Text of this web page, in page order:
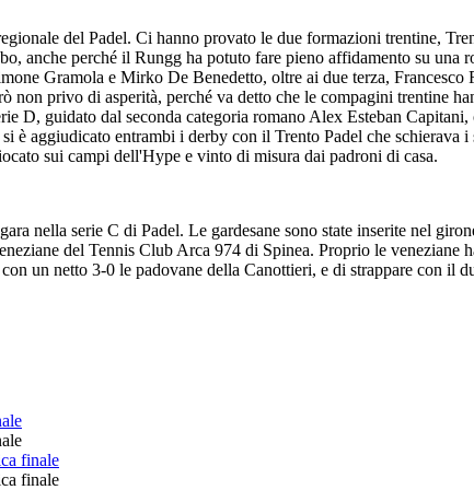
del Padel. Ci hanno provato le due formazioni trentine,
anche perché il Rungg ha potuto fare pieno affidamento su una
Gramola e Mirko De Benedetto, oltre ai due terza,
privo di asperità, perché va detto che le compagini trentine
D, guidato dal seconda categoria romano Alex Esteban
è aggiudicato entrambi i derby con il Trento Padel che schierava
sui campi dell'Hype e vinto di misura dai padroni di casa.
nella serie C di Padel. Le gardesane sono state inserite nel
del Tennis Club Arca 974 di Spinea. Proprio le veneziane
un netto 3-0 le padovane della Canottieri, e di strappare con il
finale
finale